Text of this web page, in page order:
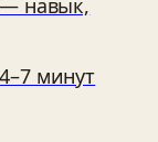
навык,
минут